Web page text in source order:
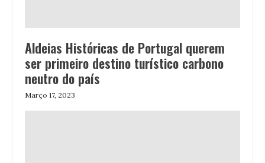
Aldeias Históricas de Portugal querem
ser primeiro destino turístico carbono
neutro do país
Março 17, 2023